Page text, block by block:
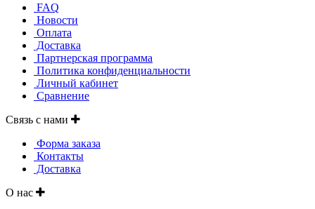
FAQ
Новости
Оплата
Доставка
Партнерская программа
Политика конфиденциальности
Личный кабинет
Сравнение
Связь с нами
Форма заказа
Контакты
Доставка
О нас